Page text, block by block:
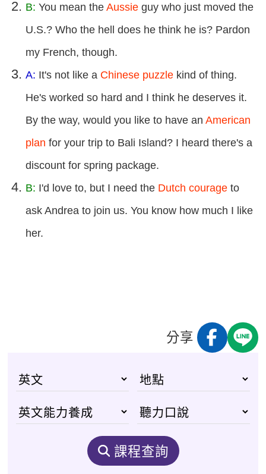
B: You mean theAussie guy who just moved the
U.S.? Who the hell does he think he is? Pardon
my French, though.
A: It's not like a Chinese puzzle kind of thing.
He's worked so hard and I think he deserves it.
By the way, would you like to have anAmerican
plan for your trip to Bali Island? I heard there's a
discount for spring package.
B: I'd love to, but I need the Dutch courage to
ask Andrea to join us. You know how much I like
her.
分享
課程查詢